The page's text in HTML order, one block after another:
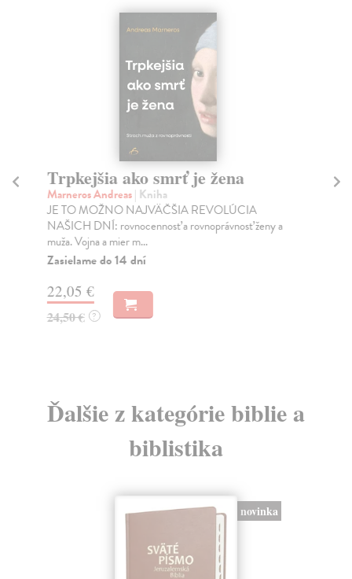
Trpkejšia ako smrť je žena
Marneros Andreas| Kniha
JE TO MOŽNO NAJVÄČŠIA REVOLÚCIA
NAŠICH DNÍ: rovnocennosť a rovnoprávnosť ženy a
muža. Vojna a mier m...
Zasielame do 14 dní
22,05 €
24,50 € ?
Ďalšie z kategórie biblie a
biblistika
novinka